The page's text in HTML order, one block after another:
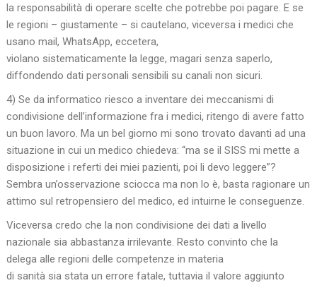
la responsabilità di operare scelte che potrebbe poi pagare. E se
le regioni – giustamente – si cautelano, viceversa i medici che
usano mail, WhatsApp, eccetera,
violano sistematicamente la legge, magari senza saperlo,
diffondendo dati personali sensibili su canali non sicuri.
4) Se da informatico riesco a inventare dei meccanismi di
condivisione dell’informazione fra i medici, ritengo di avere fatto
un buon lavoro. Ma un bel giorno mi sono trovato davanti ad una
situazione in cui un medico chiedeva: “ma se il SISS mi mette a
disposizione i referti dei miei pazienti, poi li devo leggere”?
Sembra un’osservazione sciocca ma non lo è, basta ragionare un
attimo sul retropensiero del medico, ed intuirne le conseguenze.
Viceversa credo che la non condivisione dei dati a livello
nazionale sia abbastanza irrilevante. Resto convinto che la
delega alle regioni delle competenze in materia
di sanità sia stata un errore fatale, tuttavia il valore aggiunto